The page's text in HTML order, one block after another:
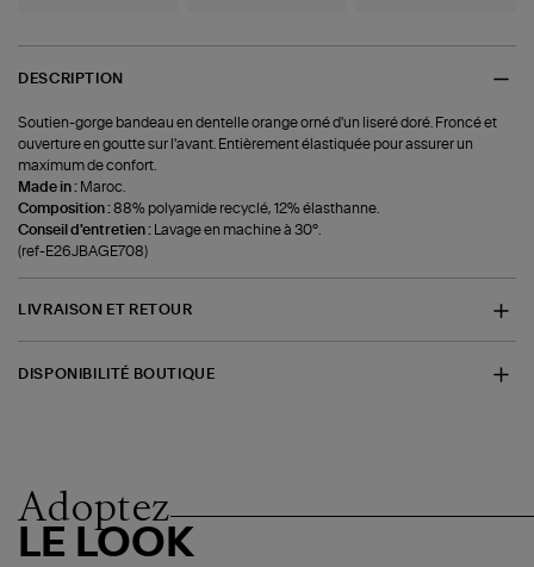
DESCRIPTION
Soutien-gorge bandeau en dentelle orange orné d'un liseré doré. Froncé et
ouverture en goutte sur l'avant. Entièrement élastiquée pour assurer un
maximum de confort.
Made in : Maroc.
Composition :88% polyamide recyclé, 12% élasthanne.
Conseil d'entretien :
Lavage en machine à 30°.
(ref-E26JBAGE708)
LIVRAISON ET RETOUR
DISPONIBILITÉ BOUTIQUE
Adoptez
LE LOOK